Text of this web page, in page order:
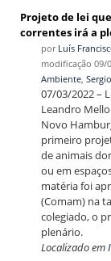
Projeto de lei
correntes irá a
por Luís
modificação 09/
Ambiente,
07/03/2022 –
Leandro
Novo
primeiro
de animais
ou em
matéria foi
(Comam) na
colegiado, o
plenário.
Localizado em